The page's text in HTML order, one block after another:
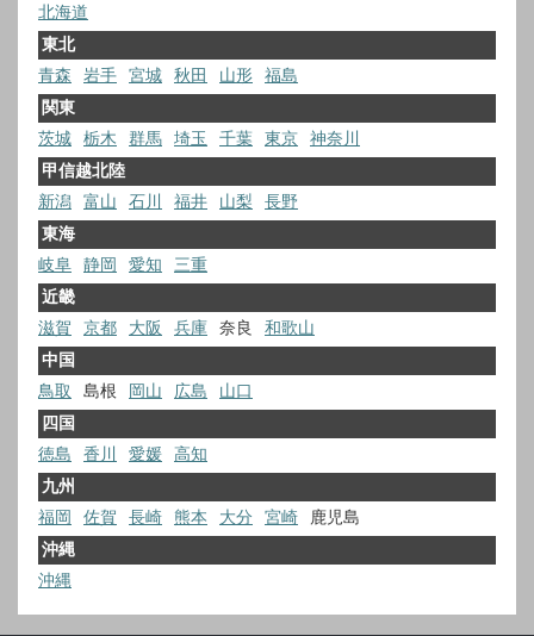
北海道
東北
青森
岩手 宮城 秋田 山形
福島
関東
茨城
栃木 群馬 埼玉 千葉 東京
神奈川
甲信越北陸
新潟
富山 石川 福井 山梨
長野
東海
岐阜
静岡 愛知
三重
近畿
滋賀
京都 大阪 兵庫 奈良
和歌山
中国
鳥取
島根 岡山 広島
山口
四国
徳島
香川 愛媛
高知
九州
福岡
佐賀 長崎 熊本 大分 宮崎
鹿児島
沖縄
沖縄